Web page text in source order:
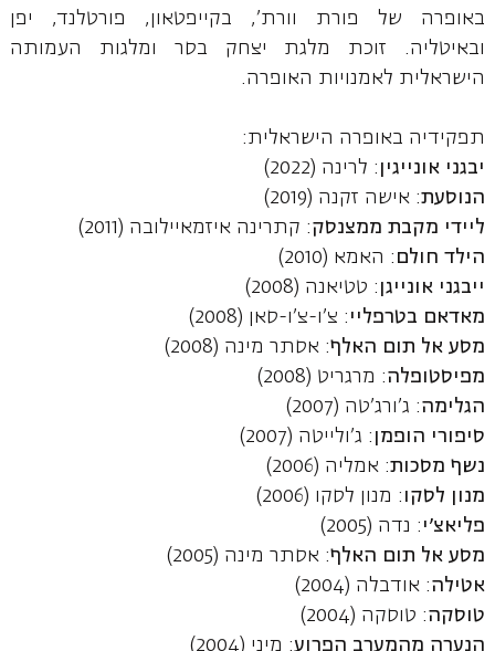
באופרה של פורת וורת', בקייפטאון, פורטלנד, יפן
ובאיטליה. זוכת מלגת יצחק בסר ומלגות העמותה
הישראלית לאמנויות האופרה.
תפקידיה באופרה הישראלית:
יבגני אונייגין : לרינה (2022)
הנוסעת: אישה זקנה (2019)
ליידי מקבת ממצנסק: קתרינה איזמאיילובה (2011)
הילד חולם : האמא (2010)
ייבגני אונייגן : טטיאנה (2008)
מאדאם בטרפליי : צ'ו-צ'ו-סאן (2008)
מסע אל תום האלף: אסתר מינה (2008)
מפיסטופלה: מרגריט (2008)
הגלימה: ג'ורג'טה (2007)
סיפורי הופמן : ג'ולייטה (2007)
נשף מסכות: אמליה (2006)
מנון לסקו : מנון לסקו (2006)
פליאצ'י : נדה (2005)
מסע אל תום האלף: אסתר מינה (2005)
אטילה: אודבלה (2004)
טוסקה: טוסקה (2004)
הנערה מהמערב הפרוע: מיני (2004)